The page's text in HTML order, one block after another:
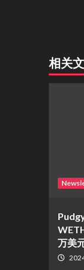
相关
万美